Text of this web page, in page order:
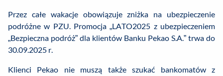
Przez całe wakacje obowiązuje zniżka na ubezpieczenie
podróżne w PZU. Promocja „LATO2025 z ubezpieczeniem
„Bezpieczna podróż” dla klientów Banku Pekao S.A.” trwa do
30.09.2025 r.
Klienci Pekao nie muszą także szukać bankomatów z